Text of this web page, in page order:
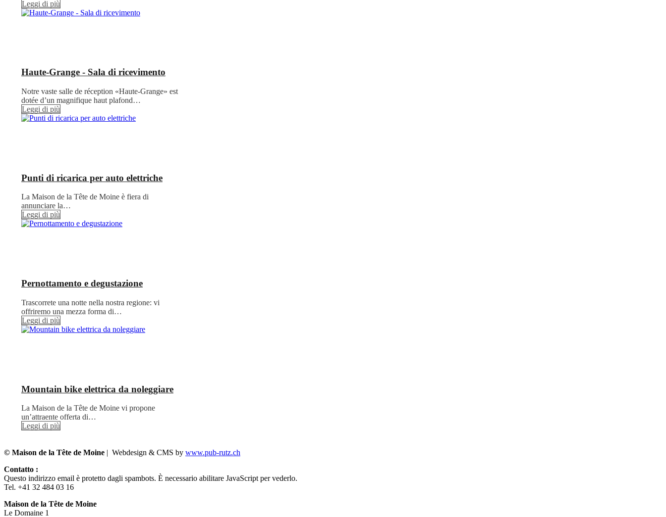
Leggi di più
Haute-Grange - Sala di ricevimento
Notre vaste salle de réception «Haute-Grange» est
dotée d’un magnifique haut plafond…
Leggi di più
Punti di ricarica per auto elettriche
La Maison de la Tête de Moine è fiera di
annunciare la…
Leggi di più
Pernottamento e degustazione
Trascorrete una notte nella nostra regione: vi
offriremo una mezza forma di…
Leggi di più
Mountain bike elettrica da noleggiare
La Maison de la Tête de Moine vi propone
un’attraente offerta di…
Leggi di più
© Maison de la Tête de Moine | Webdesign & CMS by www.pub-rutz.ch
Contatto :
Questo indirizzo email è protetto dagli spambots. È necessario abilitare JavaScript per vederlo.
Tel. +41 32 484 03 16
Maison de la Tête de Moine
Le Domaine 1